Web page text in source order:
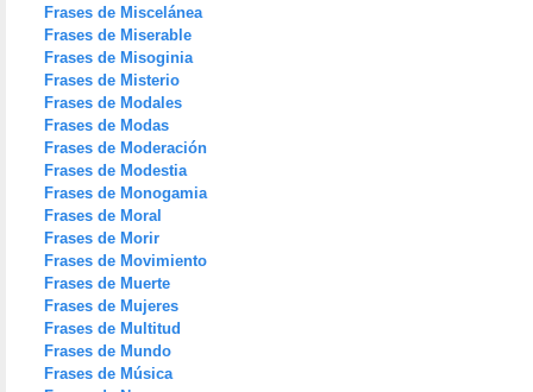
Frases de Miscelánea
Frases de Miserable
Frases de Misoginia
Frases de Misterio
Frases de Modales
Frases de Modas
Frases de Moderación
Frases de Modestia
Frases de Monogamia
Frases de Moral
Frases de Morir
Frases de Movimiento
Frases de Muerte
Frases de Mujeres
Frases de Multitud
Frases de Mundo
Frases de Música